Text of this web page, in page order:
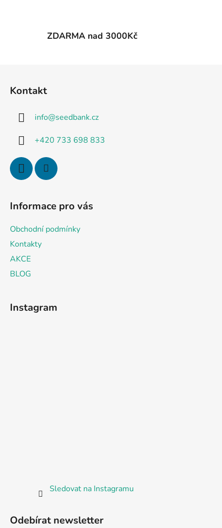
ZDARMA nad 3000Kč
Kontakt
info@seedbank.cz
+420 733 698 833
Informace pro vás
Obchodní podmínky
Kontakty
AKCE
BLOG
Instagram
Sledovat na Instagramu
Odebírat newsletter